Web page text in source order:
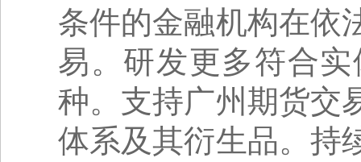
条件的金融机构在依
易。研发更多符合
种。支持广州期货交
体系及其衍生品。持